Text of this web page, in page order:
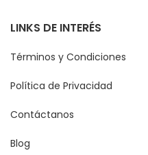
LINKS DE INTERÉS
Términos y Condiciones
Política de Privacidad
Contáctanos
Blog